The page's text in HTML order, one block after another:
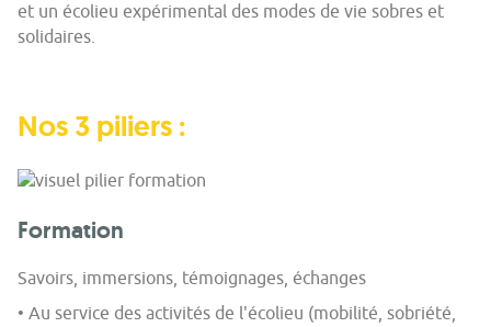
et un écolieu expérimental des modes de vie sobres et
solidaires.
Nos 3 piliers :
Formation
Savoirs, immersions, témoignages, échanges
• Au service des activités de l'écolieu (mobilité, sobriété,